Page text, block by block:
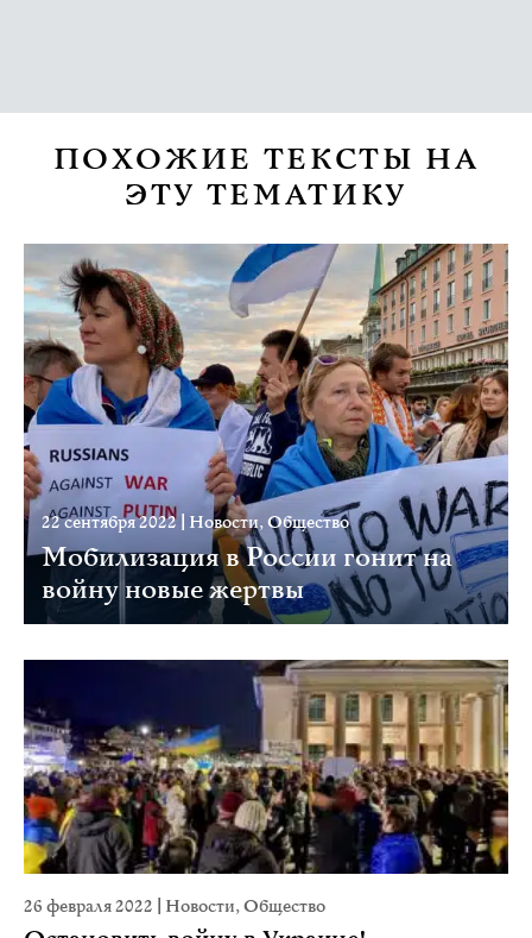
ПОХОЖИЕ ТЕКСТЫ НА
ЭТУ ТЕМАТИКУ
22 сентября 2022 Новости,Общество
Мобилизация в России гонит на
войну новые жертвы
26 февраля 2022 Новости,Общество